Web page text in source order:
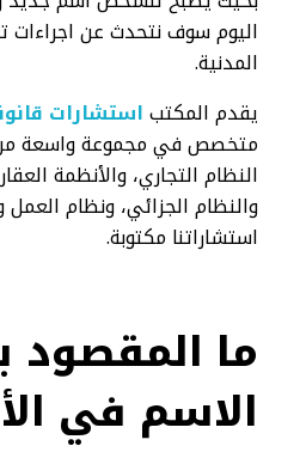
اليوم سوف نتحدث عن اجراءات
المدنية.
يقدم المكتباستشارات
متخصص في مجموعة واسعة من
النظام التجاري، والأنظمة
والنظام الجزائي، ونظام
استشاراتنا مكتوبة.
ما المقصود
الاسم في